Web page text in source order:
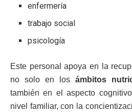
enfermería
trabajo social
psicología
Este personal apoya en la
no solo en los ámbitos
también en el aspecto
nivel familiar, con la